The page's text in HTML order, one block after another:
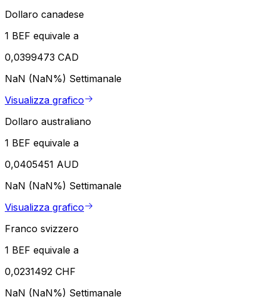
Dollaro canadese
1 BEF equivale a
0,0399473 CAD
NaN (NaN%) Settimanale
Visualizza grafico
Dollaro australiano
1 BEF equivale a
0,0405451 AUD
NaN (NaN%) Settimanale
Visualizza grafico
Franco svizzero
1 BEF equivale a
0,0231492 CHF
NaN (NaN%) Settimanale